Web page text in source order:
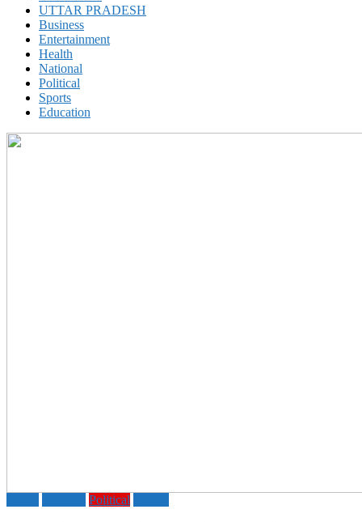
UTTAR PRADESH
Business
Entertainment
Health
National
Political
Sports
Education
Political